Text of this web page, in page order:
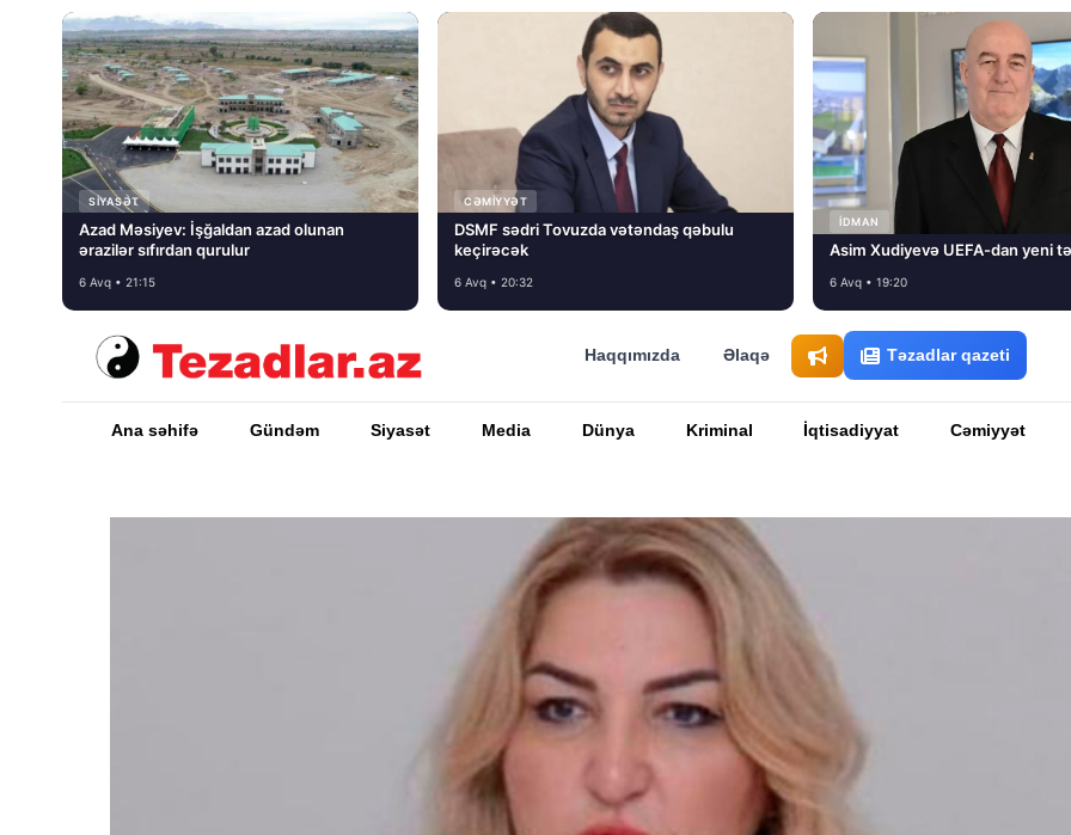
SIYASƏT
Azad Məsiyev: İşğaldan azad olunan
ərazilər sıfırdan qurulur
6 Avq • 21:15
CƏMIYYƏT
DSMF sədri Tovuzda vətəndaş qəbulu
keçirəcək
6 Avq • 20:32
İDMAN
Asim Xudiyevə UEFA-dan yeni
6 Avq • 19:20
Haqqımızda Əlaqə Təzadlar qazeti
Ana səhifə Gündəm Siyasət Media Dünya Kriminal İqtisadiyyat Cəmiyyət